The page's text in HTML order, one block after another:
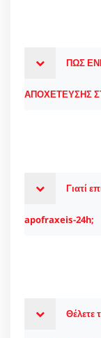
ΠΩΣ
ΑΠΟΧΕΤΕΥΣΗΣ
Γιατί
apofraxeis-24h;
Θέλετε